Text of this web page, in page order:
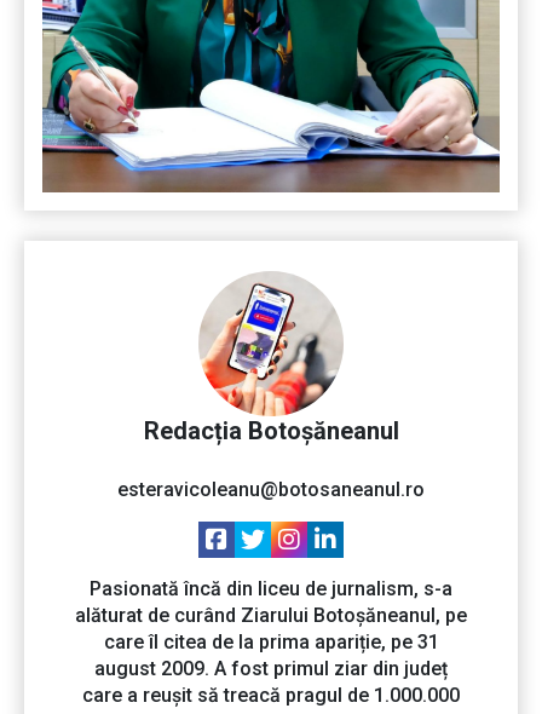
Redacția Botoșăneanul
esteravicoleanu@botosaneanul.ro
Pasionată încă din liceu de jurnalism, s-a
alăturat de curând Ziarului Botoșăneanul, pe
care îl citea de la prima apariție, pe 31
august 2009. A fost primul ziar din județ
care a reușit să treacă pragul de 1.000.000